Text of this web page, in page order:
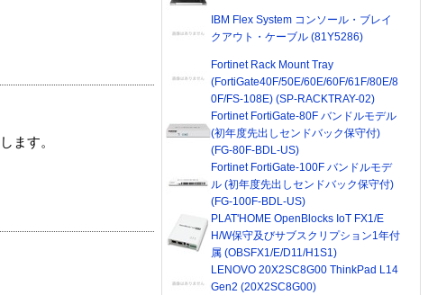
ます。
IBM Flex System コンソール・ブレイ
クアウト・ケーブル (81Y5286)
Fortinet Rack Mount Tray
(FortiGate40F/50E/60E/60F/61F/80E/8
0F/FS-108E) (SP-RACKTRAY-02)
Fortinet FortiGate-80F バンドルモデル
(初年度先出しセンドバック保守付)
(FG-80F-BDL-US)
Fortinet FortiGate-100F バンドルモデ
ル (初年度先出しセンドバック保守付)
(FG-100F-BDL-US)
PLAT'HOME OpenBlocks IoT FX1/E
H/W保守及びサブスクリプション1年付
属 (OBSFX1/E/D11/H1S1)
LENOVO 20X2SC8G00 ThinkPad L14
Gen2 (20X2SC8G00)